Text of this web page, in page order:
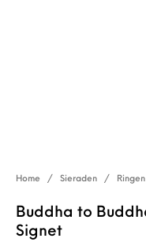
Home / Sieraden / Ringen
Buddha to
Signet